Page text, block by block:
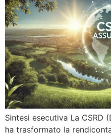
Sintesi esecutiva La CSRD
ha trasformato la